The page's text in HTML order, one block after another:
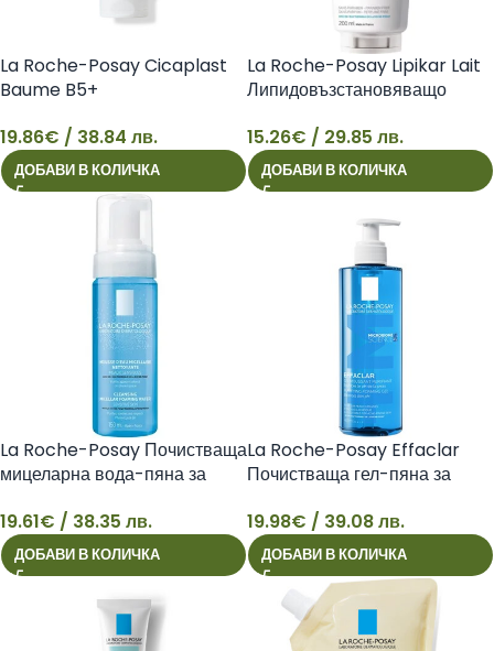
19
La Roche-Posay Cicaplast
Baume B5+
успокояващ балсам за лице и
тяло за раздразнена кожа,
100 мл 3337875816847
19.86€ / 38.84 лв.
ДОБАВИ В КОЛИЧКА
15
La Roche-Posay Lipikar Lait
Липидовъзстановяващо
15.26€ / 29.85 лв.
ДОБАВИ В КОЛИЧКА
19
La Roche-Posay Почистваща
мицеларна вода-пяна за
150 мл
19.61€ / 38.35 лв.
ДОБАВИ В КОЛИЧКА
19
La Roche-Posay Effaclar
Почистваща гел-пяна за
кожа х400 мл
19.98€ / 39.08 лв.
ДОБАВИ В КОЛИЧКА